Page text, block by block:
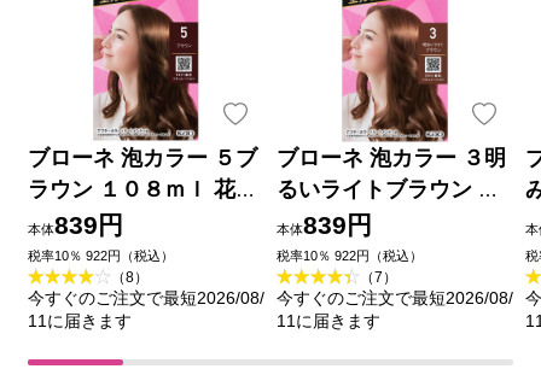
ブローネ 泡カラー ５ブ
ラウン １０８ｍｌ 花王
(医薬部外品)
本体839円
税率10％ 922円（税込）
（8）
今すぐのご注文で最短2026/08/
11に届きます
ブローネ 泡カラー ３明
るいライトブラウン １
０８ｍｌ 花王 (医薬部外
品)
本体839円
税率10％ 922円（税込）
（7）
今すぐのご注文で最短2026/08/
11に届きます
本
税